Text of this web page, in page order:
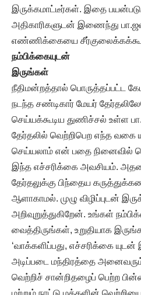
இருக்கமாட்டீர்கள். இதை
அதிகாரிகளுடன் இணைந்து
எண்ணிக்கையை
நம்பிக்கையுடன்
இருங்கள்
நீதிமன்றத்தால் பொருத்தப்பட்ட
நடந்த சண்டிகார் மேயர்
செய்யக்கூடிய துணிச்சல் உள்ள
தேர்தலில் வெற்றிபெற எந்த வகை
செய்யலாம் என் பதை
இந்த எச்சரிக்கை அவசியம்.
தேர்தலுக்கு பிந்தைய
ஆளாகாமல். முழு விழிப்புடன்
அறிவுறுத்துகிறேன். உங்கள்
வைத்திருங்கள், உறுதியாக
‘வாக்களிப்பது, எச்சரிக்கை
அடிப்படை மந்திரத்தை
வெற்றிச் சான்றிதழைப் பெற்ற
மற்றும் நாட்டு மக்களின்